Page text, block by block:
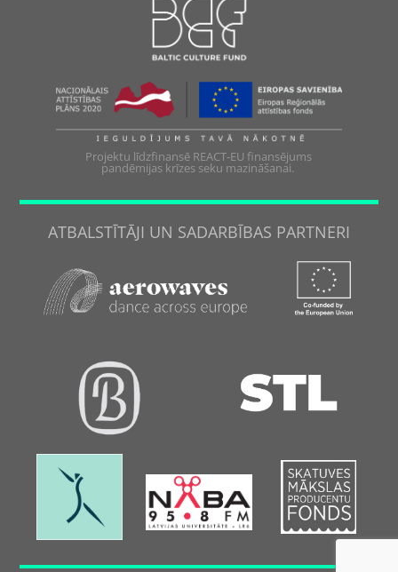
Projektu līdzfinansē REACT-EU finansējums
pandēmijas krīzes seku mazināšanai.
ATBALSTĪTĀJI UN SADARBĪBAS PARTNERI